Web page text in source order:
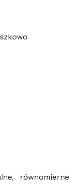
równomierne